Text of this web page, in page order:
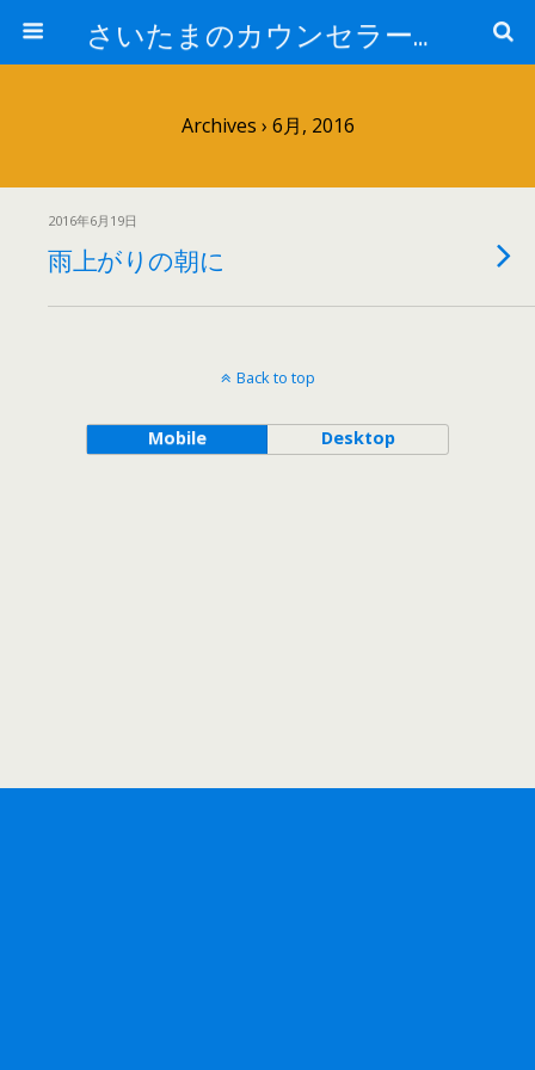
さいたまのカウンセラー日記
Archives › 6月, 2016
2016年6月19日
雨上がりの朝に
Back to top
Mobile Desktop